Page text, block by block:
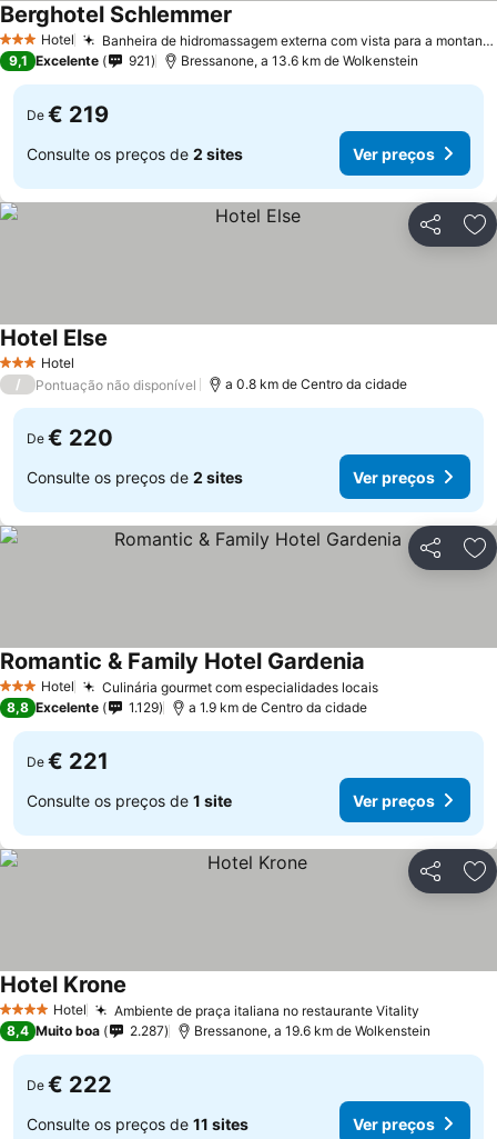
3 EstrelasHotel Banheira de hidromassagem externa com vista para a montanha
Berghotel Schlemmer
9,1 Excelente 921 Bressanone, a 13.6 km de Wolkenstein
De € 219
Consulte os preços de 2 sites Ver preços
Partilhar
3 EstrelasHotel
Hotel Else
/ Pontuação não disponível a 0.8 km de Centro da cidade
De € 220
Consulte os preços de 2 sites Ver preços
Partilhar
3 EstrelasHotel Culinária gourmet com especialidades locaisVer preços
Romantic & Family Hotel Gardenia
8,8 Excelente 1.129 a 1.9 km de Centro da cidade
De € 221
Consulte os preços de 1 site Ver preços
Partilhar
4 EstrelasHotel Ambiente de praça italiana no restaurante Vitality
Hotel Krone
8,4 Muito boa 2.287 Bressanone, a 19.6 km de Wolkenstein
De € 222
Consulte os preços de 11 sites Ver preços